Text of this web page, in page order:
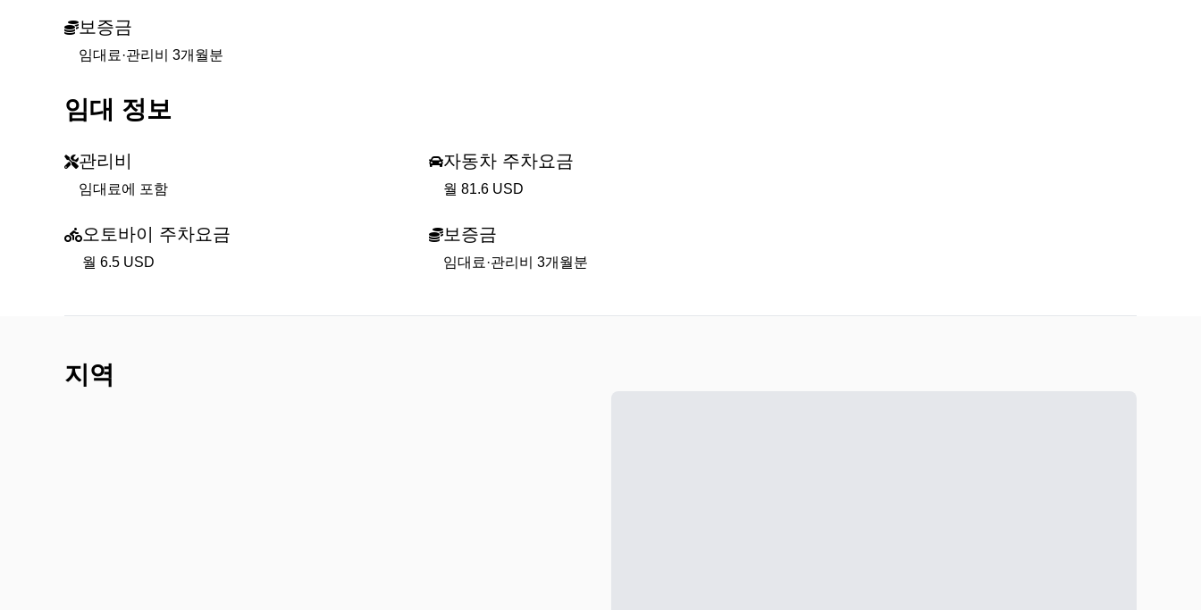
보증금
임대료·관리비 3개월분
임대 정보
관리비
임대료에 포함
자동차 주차요금
월 81.6 USD
오토바이 주차요금
월 6.5 USD
보증금
임대료·관리비 3개월분
지역